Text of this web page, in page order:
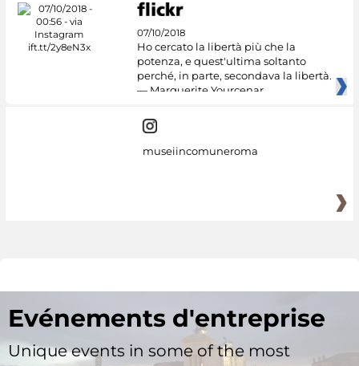
07/10/2018
Ho cercato la libertà più che la
potenza, e quest'ultima soltanto
perché, in parte, secondava la libertà.
— Marguerite Yourcenar
museiincomuneroma
Evénements d'entreprise
Unique events in some of the most